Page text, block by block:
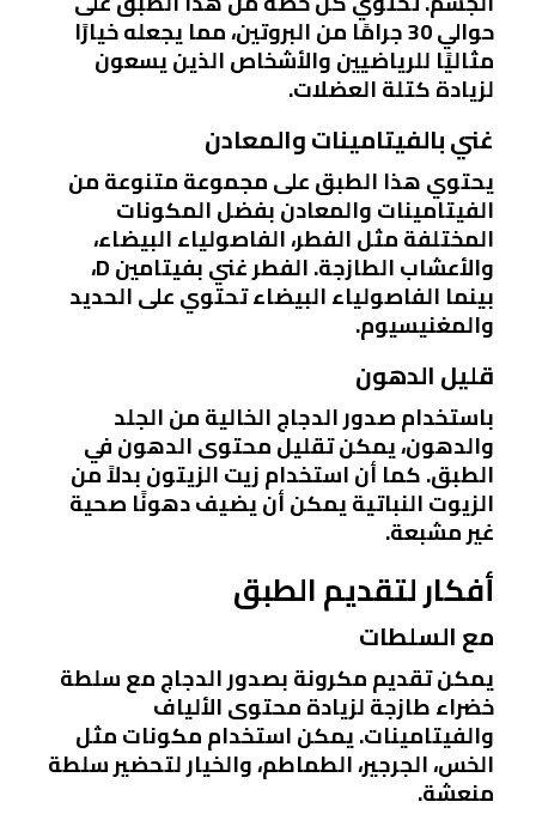
حوالي 30 جرامًا من البروتين، مما يجعله خيارًا
مثاليًا للرياضيين والأشخاص الذين يسعون
لزيادة كتلة العضلات.
غني بالفيتامينات والمعادن
يحتوي هذا الطبق على مجموعة متنوعة من
الفيتامينات والمعادن بفضل المكونات
المختلفة مثل الفطر، الفاصولياء البيضاء،
والأعشاب الطازجة. الفطر غني بفيتامين D،
بينما الفاصولياء البيضاء تحتوي على الحديد
والمغنيسيوم.
قليل الدهون
باستخدام صدور الدجاج الخالية من الجلد
والدهون، يمكن تقليل محتوى الدهون في
الطبق. كما أن استخدام زيت الزيتون بدلاً من
الزيوت النباتية يمكن أن يضيف دهونًا صحية
غير مشبعة.
أفكار لتقديم الطبق
مع السلطات
يمكن تقديم مكرونة بصدور الدجاج مع سلطة
خضراء طازجة لزيادة محتوى الألياف
والفيتامينات. يمكن استخدام مكونات مثل
الخس، الجرجير، الطماطم، والخيار لتحضير سلطة
منعشة.